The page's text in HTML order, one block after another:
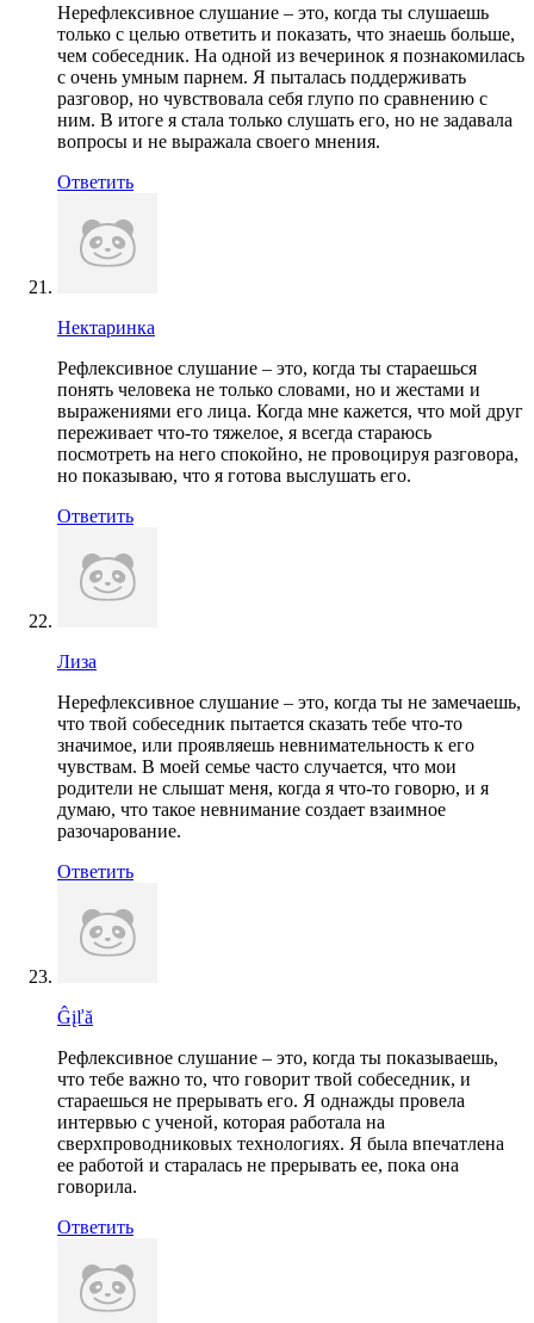
Нерефлексивное слушание – это, когда ты слушаешь
только с целью ответить и показать, что знаешь больше,
чем собеседник. На одной из вечеринок я познакомилась
с очень умным парнем. Я пыталась поддерживать
разговор, но чувствовала себя глупо по сравнению с
ним. В итоге я стала только слушать его, но не задавала
вопросы и не выражала своего мнения.
Ответить
Нектаринка
Рефлексивное слушание – это, когда ты стараешься
понять человека не только словами, но и жестами и
выражениями его лица. Когда мне кажется, что мой друг
переживает что-то тяжелое, я всегда стараюсь
посмотреть на него спокойно, не провоцируя разговора,
но показываю, что я готова выслушать его.
Ответить
Лиза
Нерефлексивное слушание – это, когда ты не замечаешь,
что твой собеседник пытается сказать тебе что-то
значимое, или проявляешь невнимательность к его
чувствам. В моей семье часто случается, что мои
родители не слышат меня, когда я что-то говорю, и я
думаю, что такое невнимание создает взаимное
разочарование.
Ответить
Ĝįľă
Рефлексивное слушание – это, когда ты показываешь,
что тебе важно то, что говорит твой собеседник, и
стараешься не прерывать его. Я однажды провела
интервью с ученой, которая работала на
сверхпроводниковых технологиях. Я была впечатлена
ее работой и старалась не прерывать ее, пока она
говорила.
Ответить